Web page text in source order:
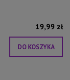
19,99 zł
DO KOSZYKA